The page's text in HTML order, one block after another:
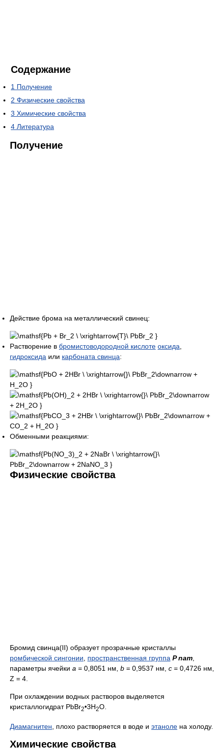
Содержание
1 Получение
2 Физические свойства
3 Химические свойства
4 Литература
Получение
Действие брома на металлический свинец:
Растворение в бромистоводородной кислоте оксида
гидроксида или карбоната свинца:
Обменными реакциями:
Физические свойства
Бромид свинца(II) образует прозрачные кристаллы
ромбической сингонии
пространственная группа P nam
параметры ячейки a = 0,8051 нм, b = 0,9537 нм, c = 0,4726 нм,
Z = 4.
При охлаждении водных растворов выделяется
кристаллогидрат PbBr2•3H2O.
Диамагнитен , плохо растворяется в воде и этаноле на холоду.
Химические свойства